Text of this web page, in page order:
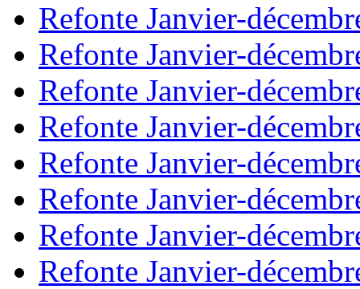
Refonte Janvier-
Refonte Janvier-
Refonte Janvier-
Refonte Janvier-
Refonte Janvier-
Refonte Janvier-
Refonte Janvier-
Refonte Janvier-